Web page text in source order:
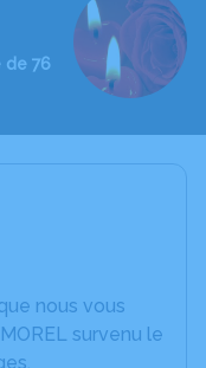
de 76
nous vous
survenu le